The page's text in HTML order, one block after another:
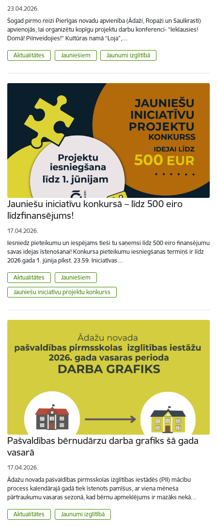
23.04.2026.
Šogad pirmo reizi Pierīgas novadu apvienība (Ādaži, Ropaži un Saulkrasti)
apvienojās, lai organizētu kopīgu projektu darbu konferenci- “Ieklausies!
Domā! Pilnveidojies!” Kultūras namā “Loja”,…
Aktualitātes Jauniešiem Jaunumi izglītībā
Jauniešu iniciatīvu konkursā – līdz 500 eiro
līdzfinansējums!
17.04.2026.
Iesniedz pieteikumu un iespējams tieši tu saņemsi līdz 500 eiro finansējumu
savas idejas īstenošanai! Konkursa pieteikumu iesniegšanas termiņš ir līdz
2026.gada 1. jūnija plkst. 23.59. Iniciatīvas…
Aktualitātes
Jauniešiem
Jauniešu iniciatīvu projektu konkurss
Pašvaldības bērnudārzu darba grafiks šā gada
vasarā
17.04.2026.
Ādažu novada pašvaldības pirmsskolas izglītības iestādēs (PII) mācību
process kalendārajā gadā tiek īstenots pamīšus, ar viena mēneša
pārtraukumu vasaras sezonā, kad bērnu apmeklējums ir mazāks nekā…
Aktualitātes Jaunumi izglītībā